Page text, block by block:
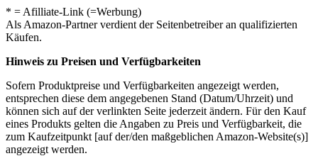
* = Afilliate-Link (=Werbung)
Als Amazon-Partner verdient der Seitenbetreiber an qualifizierten
Käufen.
Hinweis zu Preisen und Verfügbarkeiten
Sofern Produktpreise und Verfügbarkeiten angezeigt werden,
entsprechen diese dem angegebenen Stand (Datum/Uhrzeit) und
können sich auf der verlinkten Seite jederzeit ändern. Für den Kauf
eines Produkts gelten die Angaben zu Preis und Verfügbarkeit, die
zum Kaufzeitpunkt [auf der/den maßgeblichen Amazon-Website(s)]
angezeigt werden.